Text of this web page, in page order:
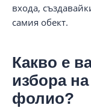
входа,
самия обект.
Какво е
избора
фолио?